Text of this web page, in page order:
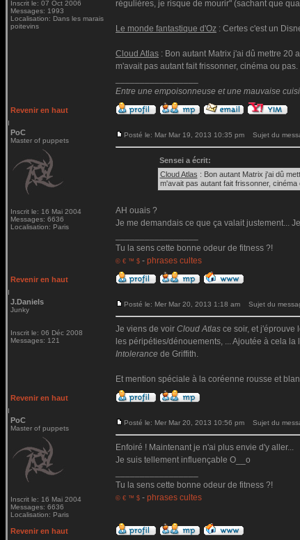
Inscrit le: 07 Oct 2006
Messages: 1993
Localisation: Dans les marais
poitevins
régulières, je risque de mourir" (sachant que
Le monde fantastique d'Oz : Certes c'est un
Cloud Atlas : Bon autant Matrix j'ai dû mettre 20
m'avait pas autant fait frissonner, cinéma ou pas.
Entre une empoisonneuse et une mauvaise
Revenir en haut
PoC
Master of puppets
Inscrit le: 16 Mai 2004
Messages: 6636
Localisation: Paris
Posté le: Mar Mar 19, 2013 10:35 pm Sujet du
Sensei a écrit:
Cloud Atlas : Bon autant Matrix j'ai dû
m'avait pas autant fait frissonner, cinéma
AH ouais ?
Je me demandais ce que ça valait justement...
Tu la sens cette bonne odeur de fitness ?!
© € ™ $ - phrases cultes
Revenir en haut
J.Daniels
Junky
Inscrit le: 06 Déc 2008
Messages: 121
Posté le: Mer Mar 20, 2013 1:18 am Sujet du
Je viens de voir Cloud Atlas ce soir, et j'éprouve
les péripéties/dénouements, ... Ajoutée à cela
Intolerance de Griffith.
Et mention spéciale à la coréenne rousse et
Revenir en haut
PoC
Master of puppets
Inscrit le: 16 Mai 2004
Messages: 6636
Localisation: Paris
Posté le: Mer Mar 20, 2013 10:56 pm Sujet du
Enfoiré ! Maintenant je n'ai plus envie d'y aller...
Je suis tellement influençable O__o
Tu la sens cette bonne odeur de fitness ?!
© € ™ $ - phrases cultes
Revenir en haut